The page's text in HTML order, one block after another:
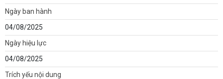
Ngày ban hành
04/08/2025
Ngày hiệu lực
04/08/2025
Trích yếu nội dung